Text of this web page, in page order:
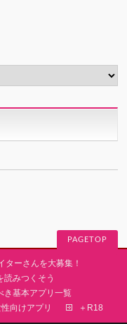
PAGETOP
ターさんを大募集！
みつくそう
き基本アプリ一覧
向けアプリ ＋R18